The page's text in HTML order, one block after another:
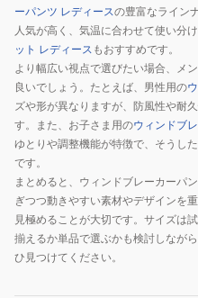
ーパンツ レディースの豊富なライン
人気が高く、気温に合わせて使い分
ット レディース もおすすめです。
より幅広い視点で選びたい場合、メ
良いでしょう。たとえば、男性用の
ズや形が異なりますが、防風性や耐
す。また、お子さま用のウィンドブ
ゆとりや調整機能が特徴で、そうし
です。
まとめると、ウィンドブレーカーパ
ぎつつ動きやすい素材やデザインを
見極めることが大切です。サイズは
揃えるか単品で選ぶかも検討しなが
ひ見つけてください。